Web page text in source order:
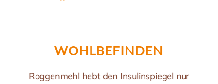
WOHLBEFINDEN
Roggenmehl hebt den Insulinspiegel nur